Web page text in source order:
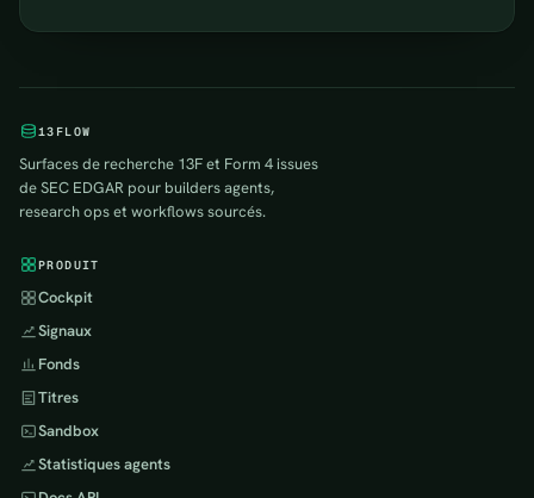
13FLOW
Surfaces de recherche 13F et Form 4 issues
de SEC EDGAR pour builders agents,
research ops et workflows sourcés.
PRODUIT
Cockpit
Signaux
Fonds
Titres
Sandbox
Statistiques agents